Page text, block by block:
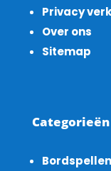
Privacy
Over ons
Sitemap
Categorieën
Bordspellen